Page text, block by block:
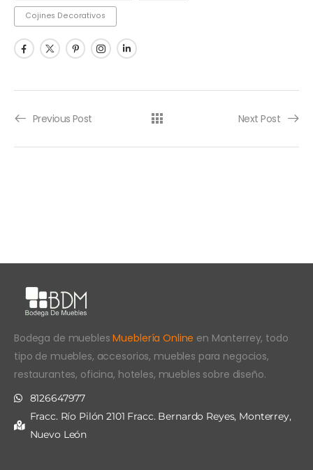
Cojines Decorativos
Previous Post Next Post
Bodega de mueblesMueblería Online en Monterrey, todo
tipo de muebles, accesorios, muebles para negocios,
restaurantes, oficina, hoteles, muebles sobre diseño.
8126647977
Fracc. Río Pilón 2101 Fracc. Bernardo Reyes, Monterrey,
Nuevo León